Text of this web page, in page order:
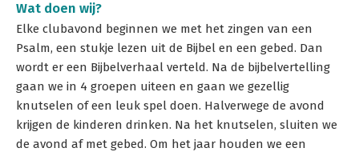
Wat doen wij?
Elke clubavond beginnen we met het zingen van een
Psalm, een stukje lezen uit de Bijbel en een gebed. Dan
wordt er een Bijbelverhaal verteld. Na de bijbelvertelling
gaan we in 4 groepen uiteen en gaan we gezellig
knutselen of een leuk spel doen. Halverwege de avond
krijgen de kinderen drinken. Na het knutselen, sluiten we
de avond af met gebed. Om het jaar houden we een